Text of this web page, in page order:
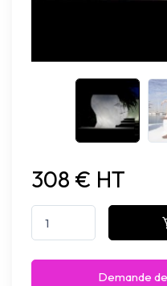
308 € HT
Demande